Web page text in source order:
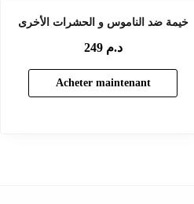
خيمة ضد الناموس و الحشرات الأخرى
249 د.م
Acheter maintenant